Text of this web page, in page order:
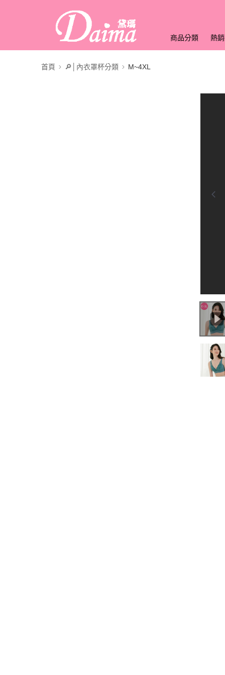
商品分類 熱
首頁 🔎│內衣罩杯分類 M~4XL